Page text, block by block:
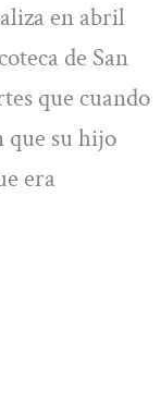
en abril
de San
que cuando
que su hijo
era